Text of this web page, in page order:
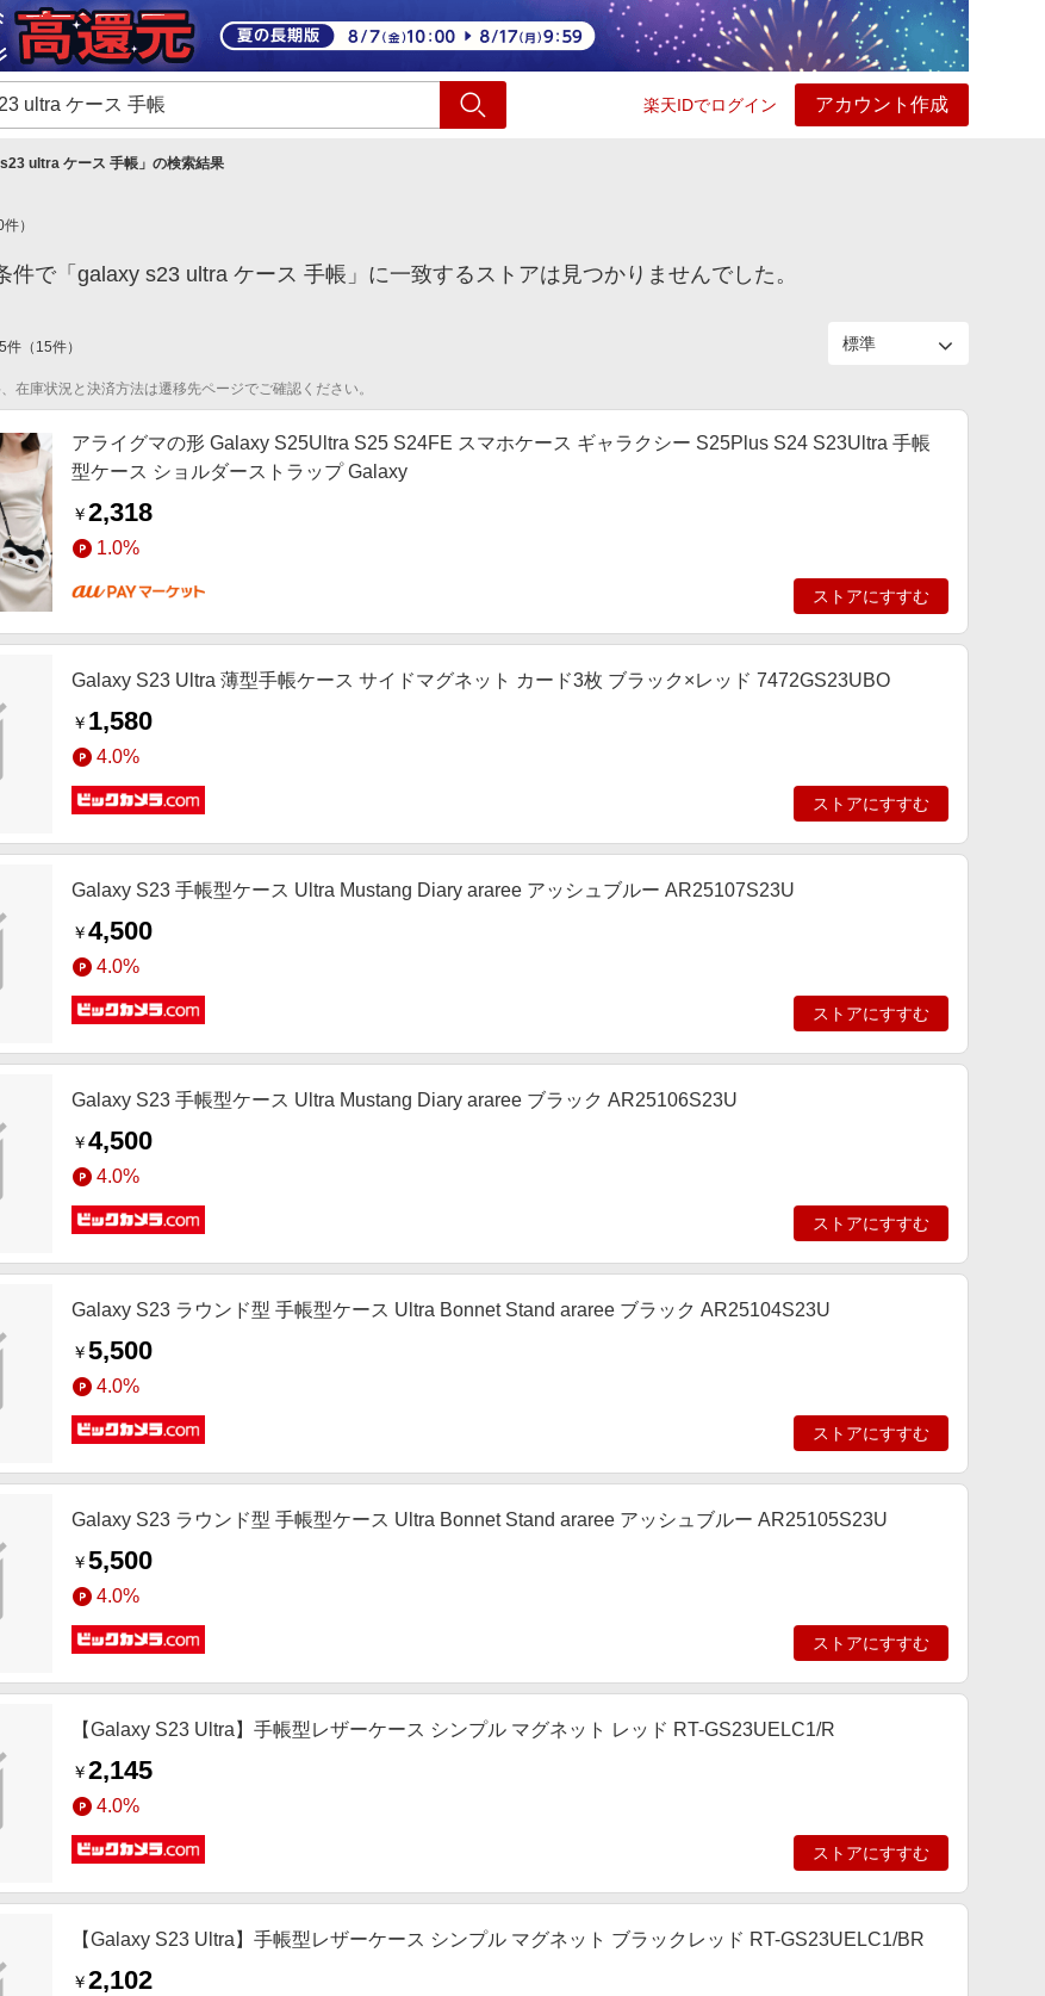
楽天IDでログイン アカウント作成
ショッピング
ultra ケース 手帳 」の検索結果
件）
件で「galaxy s23 ultra ケース 手帳」に一致するストアは見つかりませんでした。
件 （ 15件）
在庫状況と決済方法は遷移先ページでご確認ください。
アライグマの形 Galaxy S25Ultra S25 S24FE スマホケース ギャラクシー S25Plus S24 S23Ultra 手帳
型ケース ショルダーストラップ Galaxy
￥2,318
1.0%
ストアにすすむ
Galaxy S23 Ultra 薄型手帳ケース サイドマグネット カード3枚 ブラック×レッド 7472GS23UBO
￥ 1,580
4.0%
ストアにすすむ
Galaxy S23 手帳型ケース Ultra Mustang Diary araree アッシュブルー AR25107S23U
￥4,500
4.0%
ストアにすすむ
Galaxy S23 手帳型ケース Ultra Mustang Diary araree ブラック AR25106S23U
￥4,500
4.0%
ストアにすすむ
Galaxy S23 ラウンド型 手帳型ケース Ultra Bonnet Stand araree ブラック AR25104S23U
￥5,500
4.0%
ストアにすすむ
Galaxy S23 ラウンド型 手帳型ケース Ultra Bonnet Stand araree アッシュブルー AR25105S23U
￥5,500
4.0%
ストアにすすむ
【Galaxy S23 Ultra】手帳型レザーケース シンプル マグネット レッド RT-GS23UELC1/R
￥2,145
4.0%
ストアにすすむ
【Galaxy S23 Ultra】手帳型レザーケース シンプル マグネット ブラックレッド RT-GS23UELC1/BR
￥2,102